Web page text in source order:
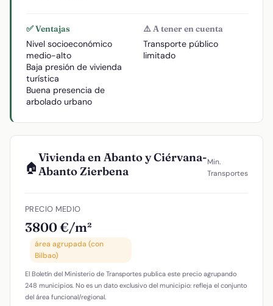
✅ Ventajas
Nivel socioeconómico
medio-alto
Baja presión de vivienda
turística
Buena presencia de
arbolado urbano
⚠️ A tener en cuenta
Transporte público
limitado
🏠
Vivienda en Abanto y Ciérvana-
Abanto Zierbena
Min.
Transportes
PRECIO MEDIO
3800 €/m²
área agrupada (con
Bilbao)
El Boletín del Ministerio de Transportes publica este precio agrupando
248 municipios. No es un dato exclusivo del municipio: refleja el conjunto
del área funcional/regional.